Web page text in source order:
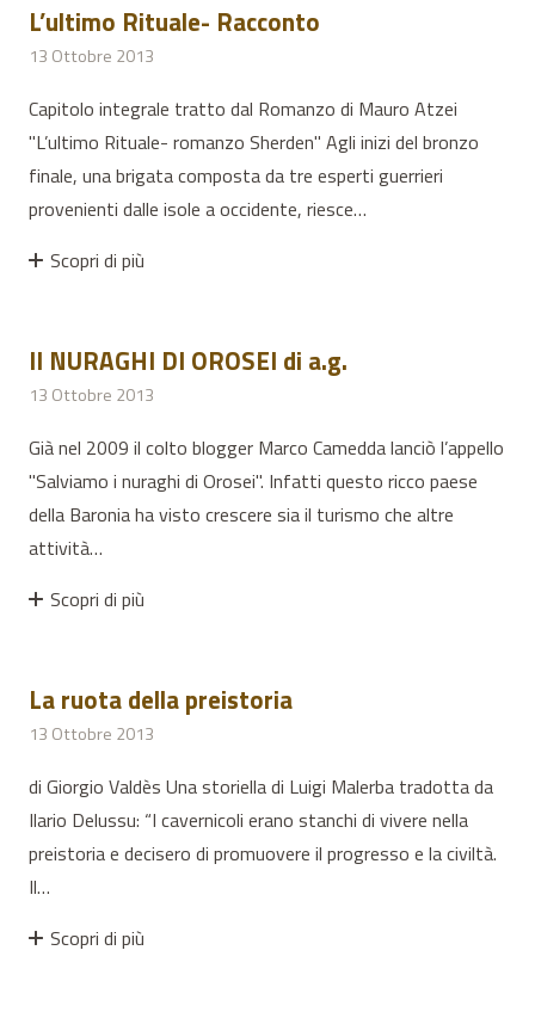
L’ultimo Rituale- Racconto
13 Ottobre 2013
Capitolo integrale tratto dal Romanzo di Mauro Atzei
"L’ultimo Rituale- romanzo Sherden" Agli inizi del bronzo
finale, una brigata composta da tre esperti guerrieri
provenienti dalle isole a occidente, riesce…
Scopri di più
II NURAGHI DI OROSEI di a.g.
13 Ottobre 2013
Già nel 2009 il colto blogger Marco Camedda lanciò l’appello
"Salviamo i nuraghi di Orosei". Infatti questo ricco paese
della Baronia ha visto crescere sia il turismo che altre
attività…
Scopri di più
La ruota della preistoria
13 Ottobre 2013
di Giorgio Valdès Una storiella di Luigi Malerba tradotta da
Ilario Delussu: “I cavernicoli erano stanchi di vivere nella
preistoria e decisero di promuovere il progresso e la civiltà.
Il…
Scopri di più